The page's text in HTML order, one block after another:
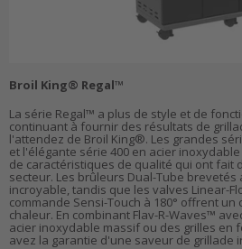
Broil King® Regal™
La série Regal™ a plus de style et de
continuant à fournir des résultats de
l'attendez de Broil King®. Les grandes
et l'élégante série 400 en acier
de caractéristiques de qualité qui ont fait
secteur. Les brûleurs Dual-Tube
incroyable, tandis que les valves Linear-
commande Sensi-Touch à 180° offrent
chaleur. En combinant Flav-R-Waves™
acier inoxydable massif ou des grilles en
avez la garantie d'une saveur de grillade